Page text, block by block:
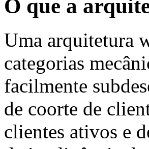
O que a
Uma arquitetura
categorias
facilmente
de coorte de
clientes ativos e